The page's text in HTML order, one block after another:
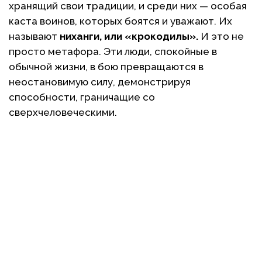
хранящий свои традиции, и среди них — особая
каста воинов, которых боятся и уважают. Их
называют ниханги, или «крокодилы». И это не
просто метафора. Эти люди, спокойные в
обычной жизни, в бою превращаются в
неостановимую силу, демонстрируя
способности, граничащие со
сверхчеловеческими.